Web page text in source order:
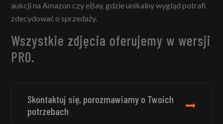
aukcji na Amazon czy eBay, gdzie unikalny wygląd potrafi
zdecydować o sprzedaży.
Wszystkie zdjęcia oferujemy w wersji
PRO.
Skontaktuj się, porozmawiamy o Twoich
potrzebach